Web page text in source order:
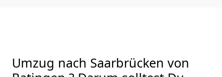
Umzug nach Saarbrücken von